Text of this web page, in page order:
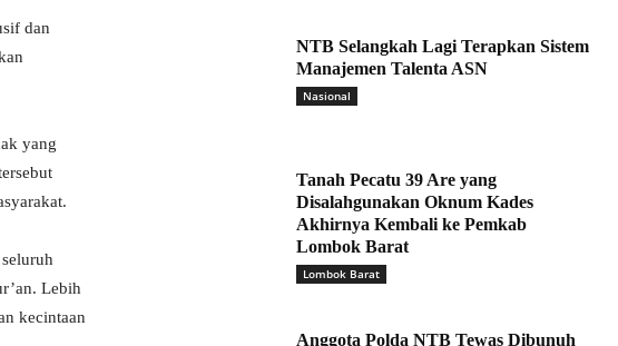
dan
yang
Lebih
kecintaan
NTB Selangkah Lagi Terapkan Sistem
Manajemen Talenta ASN
Nasional
Tanah Pecatu 39 Are yang
Disalahgunakan Oknum Kades
Akhirnya Kembali ke Pemkab
Lombok Barat
Lombok Barat
Anggota Polda NTB Tewas Dibunuh